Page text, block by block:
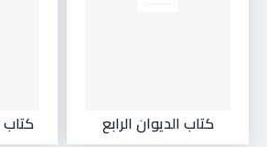
كتاب الديوان الرابع كتاب